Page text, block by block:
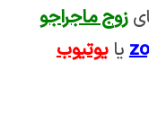
زوج ماجراجو
یایوتیوب